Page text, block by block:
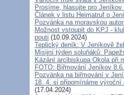
Prosíme, hlasujte pro
Článek v listu Heimatruf o
Pozvánka na moravskou
Možnost vstoupit do KPJ -
pouti (10.09.2024)
Teplický deník: V Jeníkově
Misijní týden soluňáků:
Kázání arcibiskupa Okola při
FOTO: Biřmování Jeníkov
Pozvánka na biřmování v
18. 4. si připomínáme
(17.04.2024)